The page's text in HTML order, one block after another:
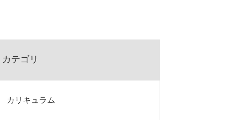
カテゴリ
カリキュラム